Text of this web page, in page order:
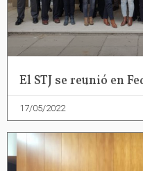
El STJ se reunió en
17/05/2022